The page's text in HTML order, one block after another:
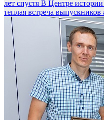
лет спустя В Центре
теплая встреча выпускников